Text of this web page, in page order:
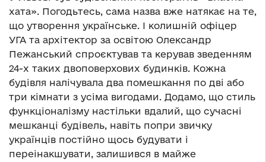
хата». Погодьтесь, сама назва вже натякає на те,
що утворення українське. І колишній офіцер
УГА та архітектор за освітою Олександр
Пежанський спроєктував та керував зведенням
24-х таких двоповерхових будинків. Кожна
будівля налічувала два помешкання по дві або
три кімнати з усіма вигодами. Додамо, що стиль
функціоналізму настільки вдалий, що сучасні
мешканці будівель, навіть попри звичку
українців постійно щось будувати і
переінакшувати, залишився в майже